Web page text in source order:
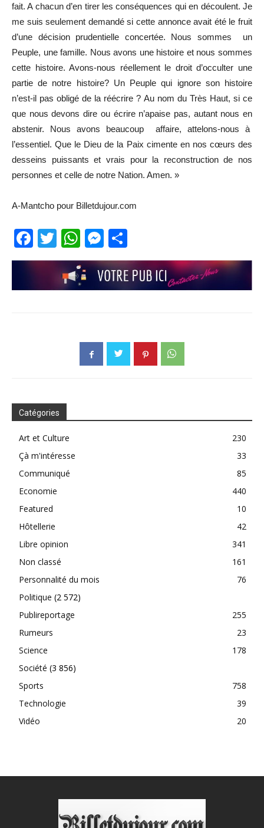
fait. A chacun d’en tirer les conséquences qui en découlent. Je
me suis seulement demandé si cette annonce avait été le fruit
d’une décision prudentielle concertée. Nous sommes un
Peuple, une famille. Nous avons une histoire et nous sommes
cette histoire. Avons-nous réellement le droit d’occulter une
partie de notre histoire? Un Peuple qui ignore son histoire
n’est-il pas obligé de la réécrire ? Au nom du Très Haut, si ce
que nous devons dire ou écrire n’apaise pas, autant nous en
abstenir. Nous avons beaucoup affaire, attelons-nous à
l’essentiel. Que le Dieu de la Paix cimente en nos cœurs des
desseins puissants et vrais pour la reconstruction de nos
personnes et celle de notre Nation. Amen. »
A-Mantcho pour Billetdujour.com
Facebook
TwitterWhatsApp
Messenger
Catégories
Art et Culture
230
Çà m'intéresse
33
Communiqué
85
Economie
440
Featured
10
Hôtellerie
42
Libre opinion
341
Non classé
161
Personnalité du mois
76
Politique (2 572)
Publireportage
255
Rumeurs
23
Science
178
Société (3 856)
Sports
758
Technologie
39
Vidéo
20